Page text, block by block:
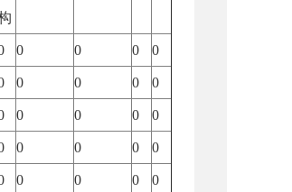
0 0 0 0
0 0 0 0
0 0 0 0
0 0 0 0
0 0 0 0